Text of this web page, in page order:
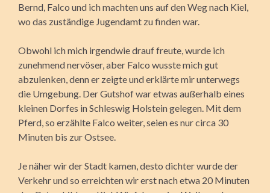
Bernd, Falco und ich machten uns auf den Weg nach Kiel,
wo das zuständige Jugendamt zu finden war.
Obwohl ich mich irgendwie drauf freute, wurde ich
zunehmend nervöser, aber Falco wusste mich gut
abzulenken, denn er zeigte und erklärte mir unterwegs
die Umgebung. Der Gutshof war etwas außerhalb eines
kleinen Dorfes in Schleswig Holstein gelegen. Mit dem
Pferd, so erzählte Falco weiter, seien es nur circa 30
Minuten bis zur Ostsee.
Je näher wir der Stadt kamen, desto dichter wurde der
Verkehr und so erreichten wir erst nach etwa 20 Minuten